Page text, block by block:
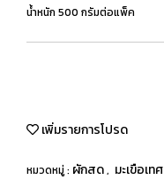
น้ำหนัก 500 กรัมต่อแพ็ค
เพิ่มรายการโปรด
หมวดหมู่ : ผักสด, มะเขือเทศ